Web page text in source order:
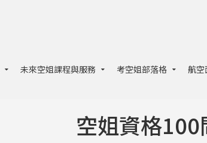
未來空姐課程與服務 考空姐部落格 航空
空姐資格100